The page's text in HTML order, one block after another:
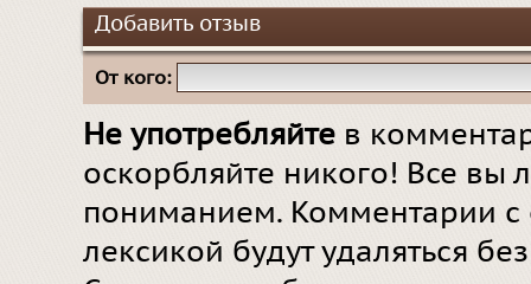
Добавить отзыв
От кого:
Не употребляйте в
оскорбляйте никого! Все вы
пониманием. Комментарии
лексикой будут удаляться